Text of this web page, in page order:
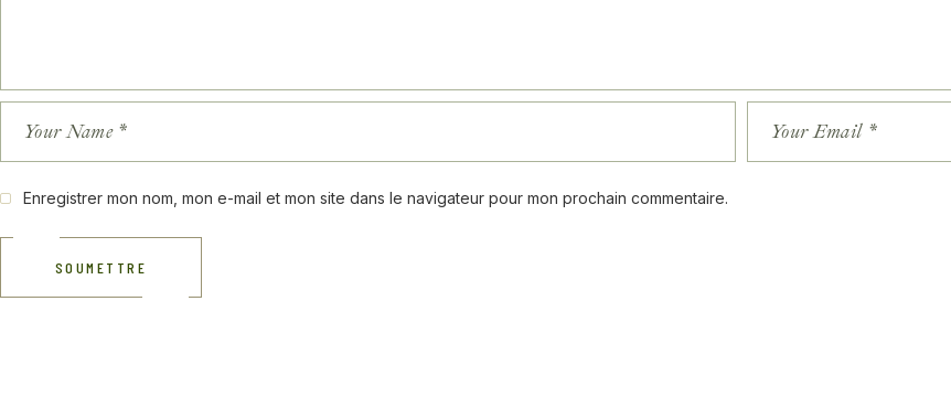
Enregistrer mon nom, mon e-mail et mon site dans le navigateur pour mon prochain commentaire.
SOUMETTRE